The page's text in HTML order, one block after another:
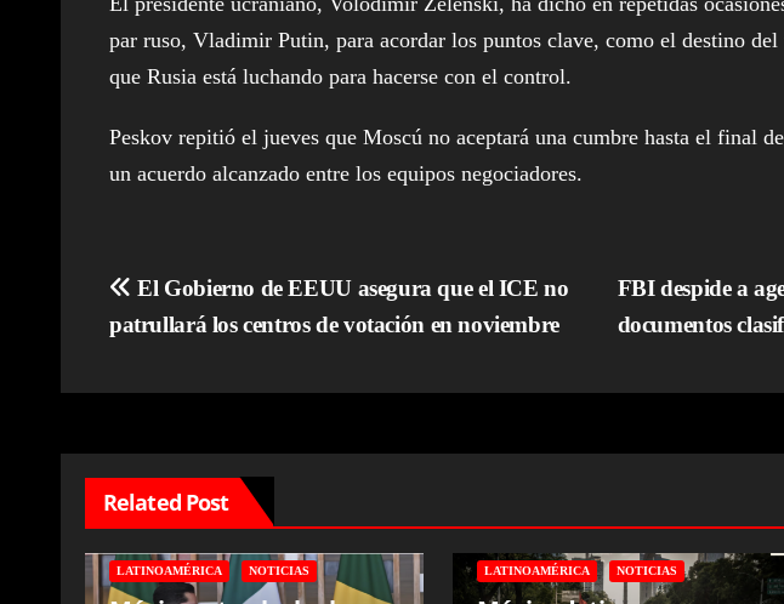
par ruso, Vladimir Putin, para acordar los puntos clave, como el destino
que Rusia está luchando para hacerse con el control.
Peskov repitió el jueves que Moscú no aceptará una cumbre hasta el final
un acuerdo alcanzado entre los equipos negociadores.
Navegación
de
entradas
FBI despide a
documentos
El Gobierno de EEUU asegura que el ICE no
patrullará los centros de votación en noviembre
Related Post
LATINOAMÉRICA NOTICIAS LATINOAMÉRICA NOTICIAS